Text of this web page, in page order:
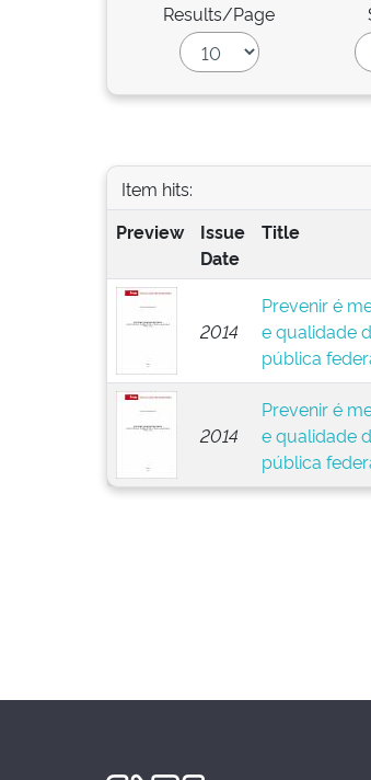
Results/Page
Item hits:
Preview
Issue
Date
Title
2014
Prevenir é
e qualidade
pública
2014
Prevenir é
e qualidade
pública